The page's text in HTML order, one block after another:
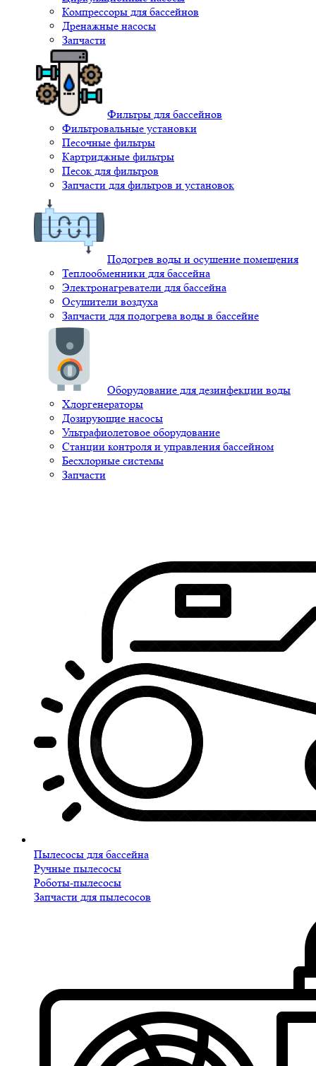
Компрессоры для бассейнов
Дренажные насосы
Запчасти
Фильтры для бассейнов
Фильтровальные установки
Песочные фильтры
Картриджные фильтры
Песок для фильтров
Запчасти для фильтров и установок
Подогрев воды и осушение помещения
Теплообменники для бассейна
Электронагреватели для бассейна
Осушители воздуха
Запчасти для подогрева воды в бассейне
Оборудование для дезинфекции воды
Хлоргенераторы
Дозирующие насосы
Ультрафиолетовое оборудование
Станции контроля и управления бассейном
Бесхлорные системы
Запчасти
Пылесосы для бассейна
Ручные пылесосы
Роботы-пылесосы
Запчасти для пылесосов